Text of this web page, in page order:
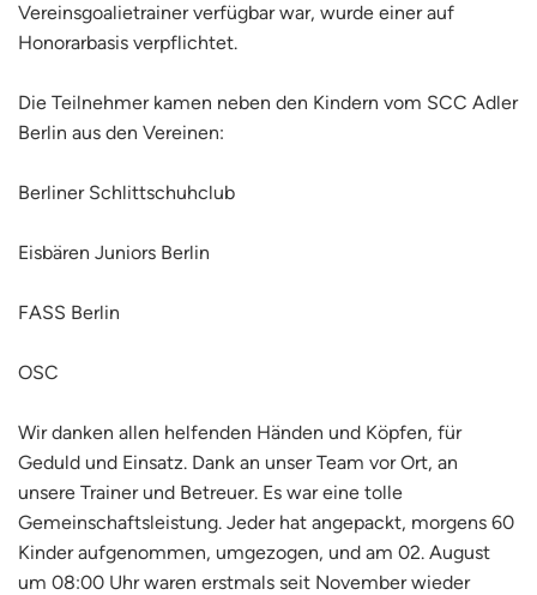
Vereinsgoalietrainer verfügbar war, wurde einer auf
Honorarbasis verpflichtet.
Die Teilnehmer kamen neben den Kindern vom SCC Adler
Berlin aus den Vereinen:
Berliner Schlittschuhclub
Eisbären Juniors Berlin
FASS Berlin
OSC
Wir danken allen helfenden Händen und Köpfen, für
Geduld und Einsatz. Dank an unser Team vor Ort, an
unsere Trainer und Betreuer. Es war eine tolle
Gemeinschaftsleistung. Jeder hat angepackt, morgens 60
Kinder aufgenommen, umgezogen, und am 02. August
um 08:00 Uhr waren erstmals seit November wieder